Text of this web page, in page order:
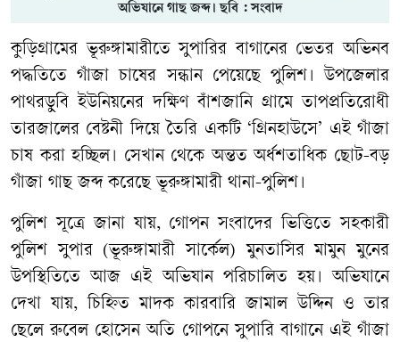
অভিযানে গাছ জব্দ। ছবি : সংবাদ
কুড়িগ্রামের ভূরুঙ্গামারীতে সুপারির বাগানের ভেতর অভিনব
পদ্ধতিতে গাঁজা চাষের সন্ধান পেয়েছে পুলিশ। উপজেলার
পাথরডুবি ইউনিয়নের দক্ষিণ বাঁশজানি গ্রামে তাপপ্রতিরোধী
তারজালের বেষ্টনী দিয়ে তৈরি একটি ‘গ্রিনহাউসে’ এই গাঁজা
চাষ করা হচ্ছিল। সেখান থেকে অন্তত অর্ধশতাধিক ছোট-বড়
গাঁজা গাছ জব্দ করেছে ভূরুঙ্গামারী থানা-পুলিশ।
পুলিশ সূত্রে জানা যায়, গোপন সংবাদের ভিত্তিতে সহকারী
পুলিশ সুপার (ভূরুঙ্গামারী সার্কেল) মুনতাসির মামুন মুনের
উপস্থিতিতে আজ এই অভিযান পরিচালিত হয়। অভিযানে
দেখা যায়, চিহ্নিত মাদক কারবারি জামাল উদ্দিন ও তার
ছেলে রুবেল হোসেন অতি গোপনে সুপারি বাগানে এই গাঁজা